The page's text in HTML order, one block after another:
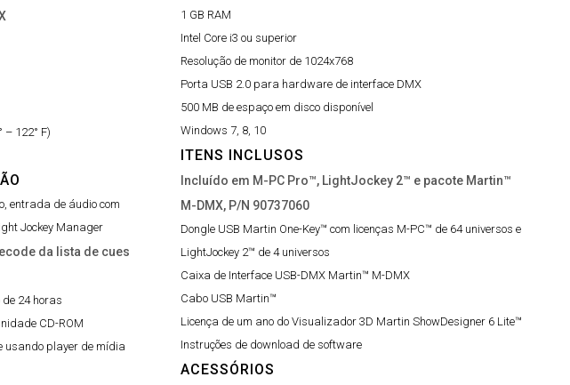
– 122° F)
entrada de áudio com
Jockey Manager
da lista de cues
24 horas
CD-ROM
usando player de mídia
1 GB RAM
Intel Core i3 ou superior
Resolução de monitor de 1024x768
Porta USB 2.0 para hardware de interface DMX
500 MB de espaço em disco disponível
Windows 7, 8, 10
ITENS INCLUSOS
Incluído em M-PC Pro™, LightJockey 2™ e pacote Martin™
M-DMX, P/N 90737060
Dongle USB Martin One-Key™ com licenças M-PC™ de 64 universos e
LightJockey 2™ de 4 universos
Caixa de Interface USB-DMX Martin™ M-DMX
Cabo USB Martin™
Licença de um ano do Visualizador 3D Martin ShowDesigner 6 Lite™
Instruções de download de software
ACESSÓRIOS